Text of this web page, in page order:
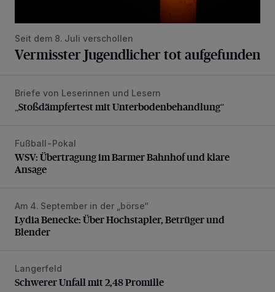
Seit dem 8. Juli verschollen
Vermisster Jugendlicher tot aufgefunden
„Stoßdämpfertest mit Unterbodenbehandlung“
Briefe von Leserinnen und Lesern
„Stoßdämpfertest mit Unterbodenbehandlung“
WSV: Übertragung im Barmer Bahnhof und klare Ansage
Fußball-Pokal
WSV: Übertragung im Barmer Bahnhof und klare
Ansage
Lydia Benecke: Über Hochstapler, Betrüger und Blender
Am 4. September in der „börse“
Lydia Benecke: Über Hochstapler, Betrüger und
Blender
Schwerer Unfall mit 2,48 Promille
Langerfeld
Schwerer Unfall mit 2,48 Promille